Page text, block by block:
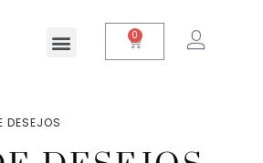
0
DESEJOS